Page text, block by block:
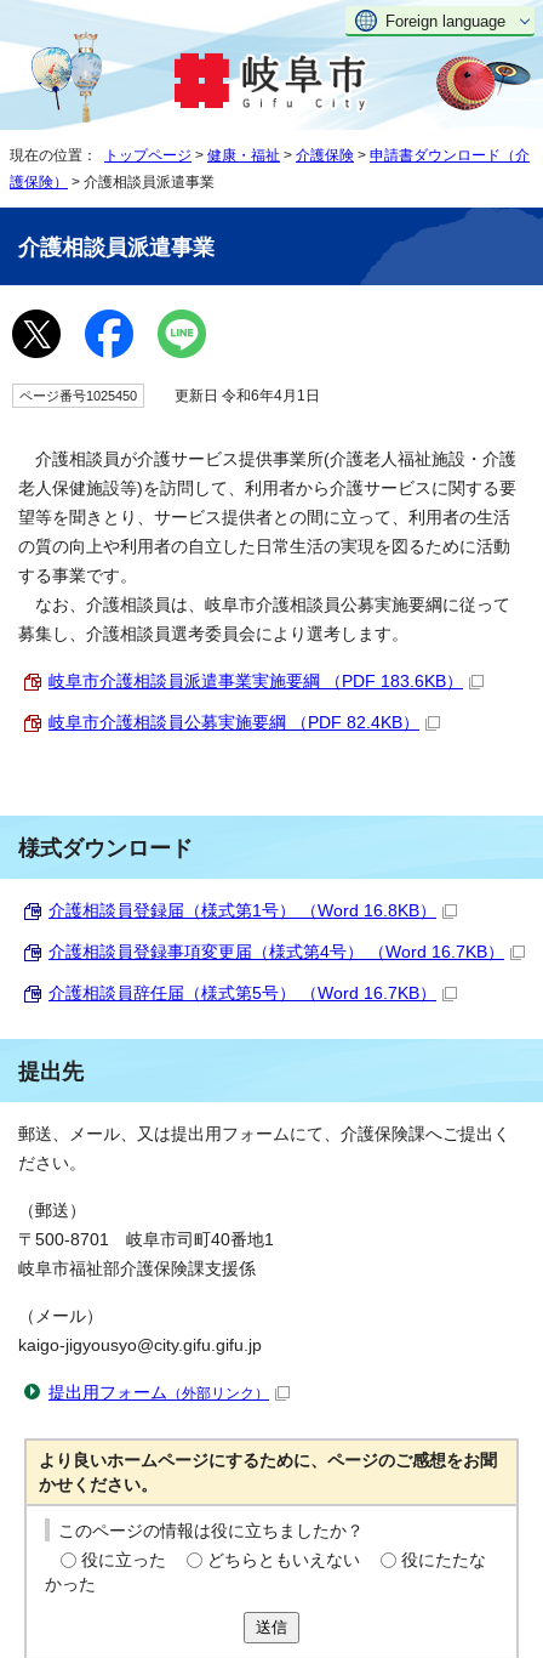
Foreign language
現在の位置： トップページ > 健康・福祉 > 介護保険 > 申請書ダウンロード（介
護保険）
> 介護相談員派遣事業
介護相談員派遣事業
ページ番号1025450 更新日 令和6年4月1日
介護相談員が介護サービス提供事業所(介護老人福祉施設・介護
老人保健施設等)を訪問して、利用者から介護サービスに関する要
望等を聞きとり、サービス提供者との間に立って、利用者の生活
の質の向上や利用者の自立した日常生活の実現を図るために活動
する事業です。
なお、介護相談員は、岐阜市介護相談員公募実施要綱に従って
募集し、介護相談員選考委員会により選考します。
岐阜市介護相談員派遣事業実施要綱 （PDF 183.6KB）
岐阜市介護相談員公募実施要綱 （PDF 82.4KB）
様式ダウンロード
介護相談員登録届（様式第1号） （Word 16.8KB）
介護相談員登録事項変更届（様式第4号） （Word 16.7KB）
介護相談員辞任届（様式第5号） （Word 16.7KB）
提出先
郵送、メール、又は提出用フォームにて、介護保険課へご提出く
ださい。
（郵送）
〒500-8701 岐阜市司町40番地1
岐阜市福祉部介護保険課支援係
（メール）
kaigo-jigyousyo@city.gifu.gifu.jp
提出用フォーム （外部リンク）
より良いホームページにするために、ページのご感想をお聞
かせください。
このページの情報は役に立ちましたか？
役に立った
どちらともいえない
役にたたな
かった
送信